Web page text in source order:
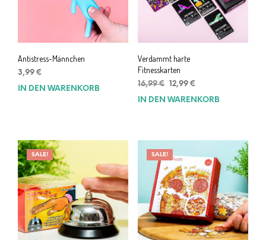
Antistress-Männchen
3,99 €
IN DEN WARENKORB
Verdammt harte
Fitnesskarten
16,99€ Ursprünglicher
Preis
12,99 €Aktueller
Preis
IN DEN WARENKORB
SALE! SALE!